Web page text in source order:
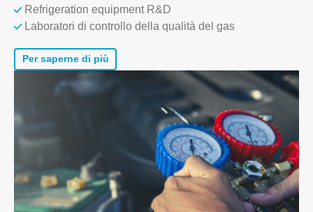
Refrigeration equipment R&D
Laboratori di controllo della qualità del gas
Per saperne di più